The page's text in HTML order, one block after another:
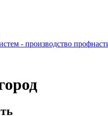
- производство